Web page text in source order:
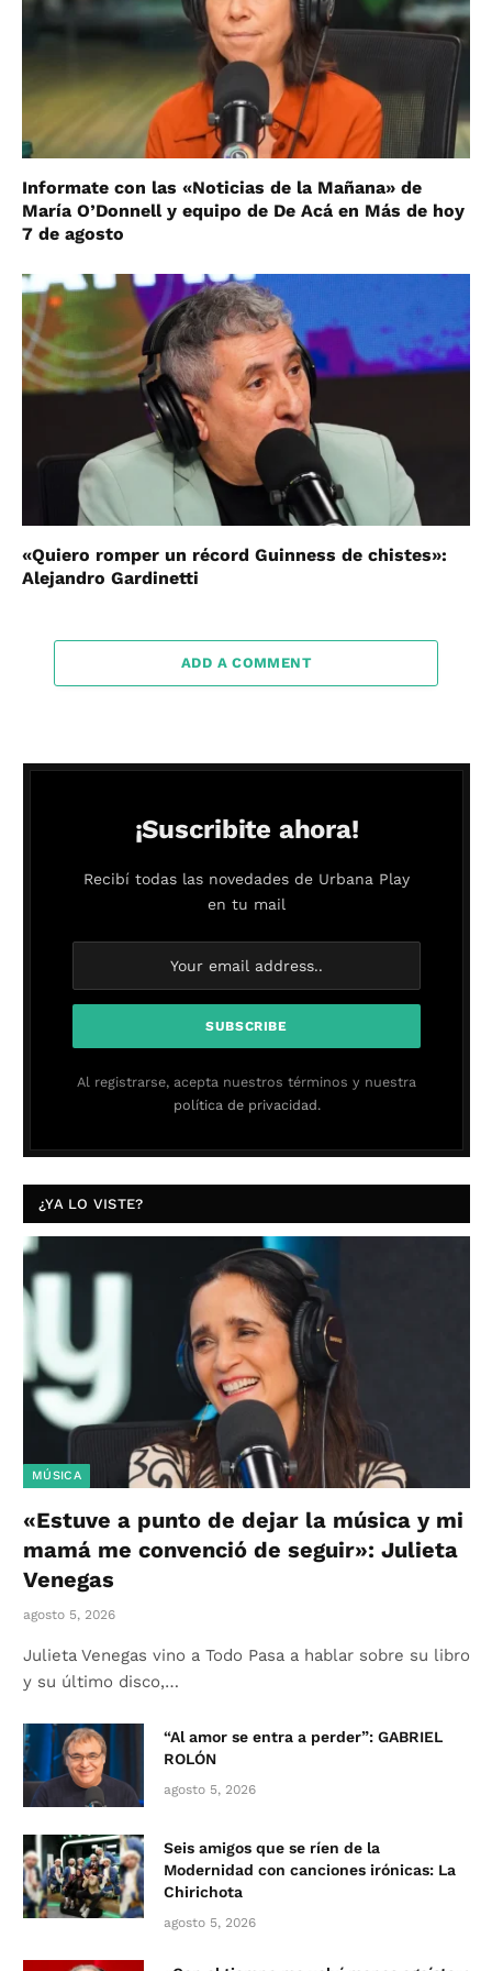
Informate con las «Noticias de la Mañana» de
María O’Donnell y equipo de De Acá en Más de hoy
7 de agosto
«Quiero romper un récord Guinness de chistes»:
Alejandro Gardinetti
ADD A COMMENT
¡Suscribite ahora!
Recibí todas las novedades de Urbana Play
en tu mail
Al registrarse, acepta nuestros términos y nuestra
política de privacidad.
¿YA LO VISTE?
MÚSICA
«Estuve a punto de dejar la música y mi
mamá me convenció de seguir»: Julieta
Venegas
agosto 5, 2026
Julieta Venegas vino a Todo Pasa a hablar sobre su libro
y su último disco,…
“Al amor se entra a perder”: GABRIEL
ROLÓN
agosto 5, 2026
Seis amigos que se ríen de la
Modernidad con canciones irónicas: La
Chirichota
agosto 5, 2026